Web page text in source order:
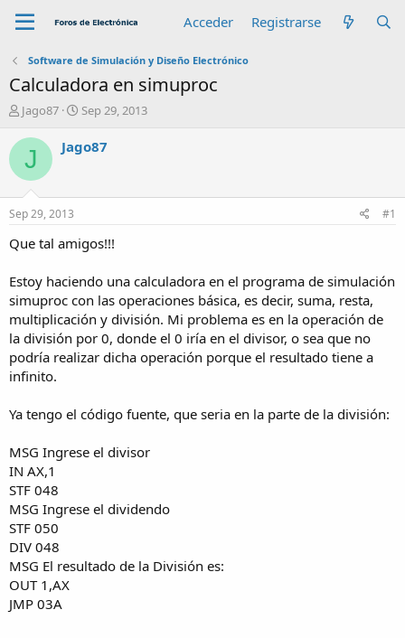
Acceder Registrarse
Software de Simulación y Diseño Electrónico
Calculadora en simuproc
A
t
r
Jago87
F
c
h
n
i
i
o
Sep 29, 2013
J Jago87
Sep 29, 2013 #1
Que tal amigos!!!
Estoy haciendo una calculadora en el programa de simulación
simuproc con las operaciones básica, es decir, suma, resta,
multiplicación y división. Mi problema es en la operación de
la división por 0, donde el 0 iría en el divisor, o sea que no
podría realizar dicha operación porque el resultado tiene a
infinito.
Ya tengo el código fuente, que seria en la parte de la división:
MSG Ingrese el divisor
IN AX,1
STF 048
MSG Ingrese el dividendo
STF 050
DIV 048
MSG El resultado de la División es:
OUT 1,AX
JMP 03A